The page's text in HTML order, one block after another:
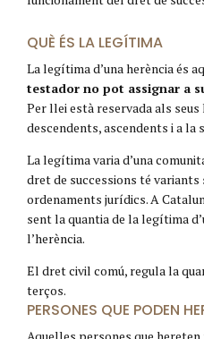
QUÈ ÉS LA LEGÍTIMA
La legítima d’una herència és
testador no pot assignar a
Per llei està reservada als
descendents, ascendents i a la
La legítima varia d’una
dret de successions té
ordenaments jurídics. A
sent la quantia de la legítima
l’herència.
El dret civil comú, regula la
terços.
PERSONES QUE PODEN
Aquelles persones que